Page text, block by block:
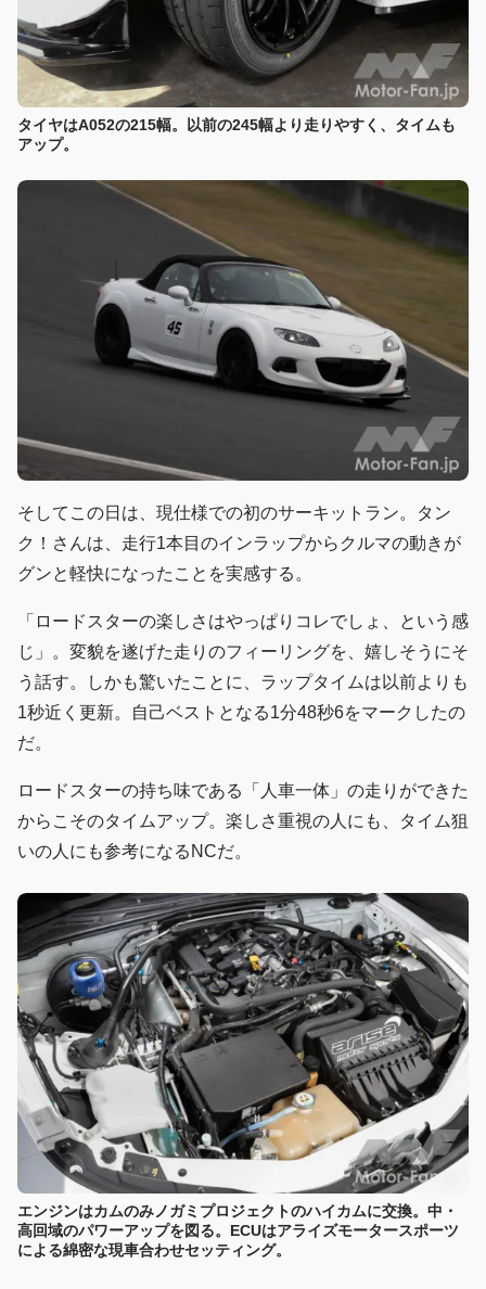
タイヤはA052の215幅。以前の245幅より走りやすく、タイムも
アップ。
そしてこの日は、現仕様での初のサーキットラン。タン
ク！さんは、走行1本目のインラップからクルマの動きが
グンと軽快になったことを実感する。
「ロードスターの楽しさはやっぱりコレでしょ、という感
じ」。変貌を遂げた走りのフィーリングを、嬉しそうにそ
う話す。しかも驚いたことに、ラップタイムは以前よりも
1秒近く更新。自己ベストとなる1分48秒6をマークしたの
だ。
ロードスターの持ち味である「人車一体」の走りができた
からこそのタイムアップ。楽しさ重視の人にも、タイム狙
いの人にも参考になるNCだ。
エンジンはカムのみノガミプロジェクトのハイカムに交換。中・
高回域のパワーアップを図る。ECUはアライズモータースポーツ
による綿密な現車合わせセッティング。